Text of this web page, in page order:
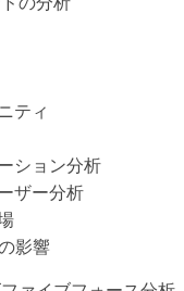
ティ
ション分析
ザー分析
影響